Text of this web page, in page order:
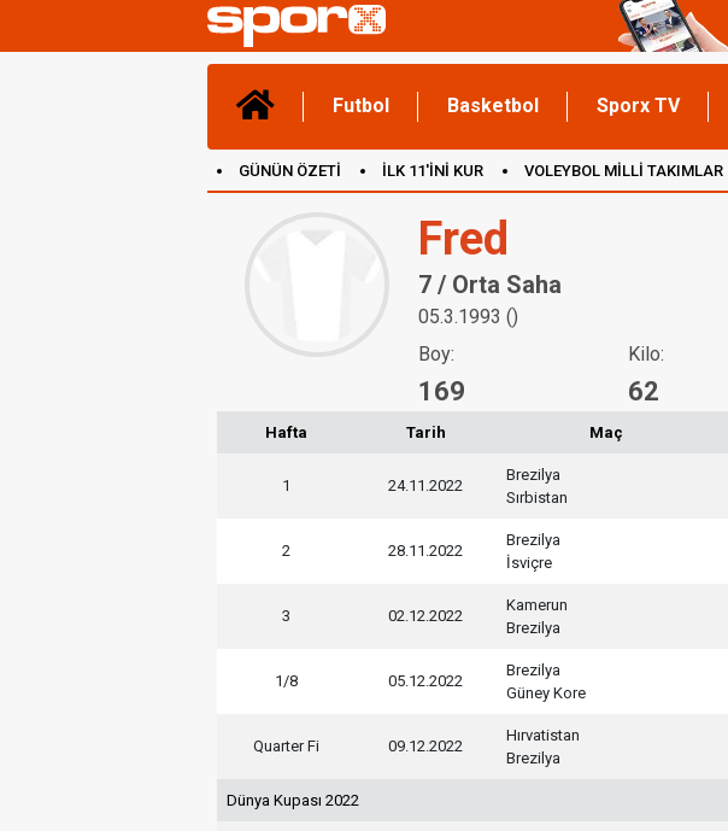
Futbol Basketbol Sporx TV
GÜNÜN ÖZETİ İLK 11'İNİ KUR VOLEYBOL MİLLİ TAKIMLAR
Fred
7 / Orta Saha
05.3.1993 ()
Boy:
169
Kilo:
62
Hafta Tarih Maç
1 24.11.2022
Brezilya
Sırbistan
2 28.11.2022
Brezilya
İsviçre
3 02.12.2022
Kamerun
Brezilya
1/8 05.12.2022
Brezilya
Güney Kore
Quarter Fi 09.12.2022
Hırvatistan
Brezilya
Dünya Kupası 2022